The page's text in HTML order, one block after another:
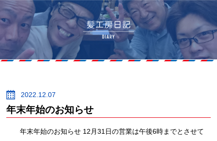
2022.12.07
年末年始のお知らせ
年末年始のお知らせ 12月31日の営業は午後6時までとさせて